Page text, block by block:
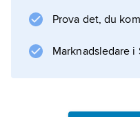
upprepade gånger.
vanlig i
dynområden.
Prova det, du
Marknadsledare i